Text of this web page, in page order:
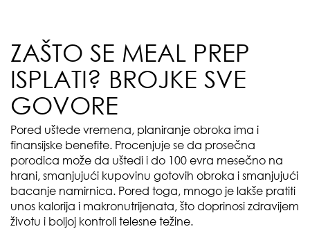
ZAŠTO SE MEAL PREP
ISPLATI? BROJKE SVE
GOVORE
Pored uštede vremena, planiranje obroka ima i
finansijske benefite. Procenjuje se da prosečna
porodica može da uštedi i do 100 evra mesečno na
hrani, smanjujući kupovinu gotovih obroka i smanjujući
bacanje namirnica. Pored toga, mnogo je lakše pratiti
unos kalorija i makronutrijenata, što doprinosi zdravijem
životu i boljoj kontroli telesne težine.